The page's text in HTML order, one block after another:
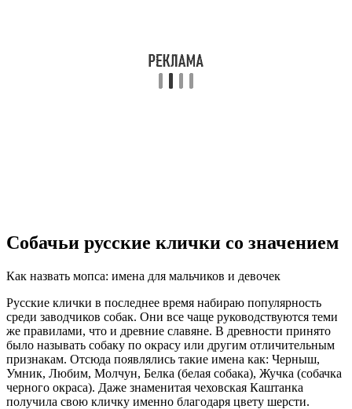
Собачьи русские клички со значением
Как назвать мопса: имена для мальчиков и девочек
Русские клички в последнее время набираю популярность
среди заводчиков собак. Они все чаще руководствуются теми
же правилами, что и древние славяне. В древности принято
было называть собаку по окрасу или другим отличительным
признакам. Отсюда появлялись такие имена как: Черныш,
Умник, Любим, Молчун, Белка (белая собака), Жучка (собачка
черного окраса). Даже знаменитая чеховская Каштанка
получила свою кличку именно благодаря цвету шерсти.